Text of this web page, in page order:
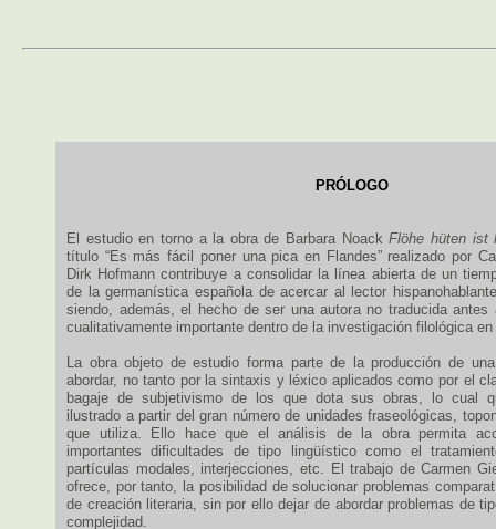
PRÓLOGO
El estudio en torno a la obra de Barbara NoackFlöhe hüten ist
título “Es más fácil poner una pica en Flandes” realizado por
Dirk Hofmann contribuye a consolidar la línea abierta de un
de la germanística española de acercar al lector
siendo, además, el hecho de ser una autora no traducida
cualitativamente importante dentro de la investigación filológica
La obra objeto de estudio forma parte de la producción de
abordar, no tanto por la sintaxis y léxico aplicados como por el
bagaje de subjetivismo de los que dota sus obras, lo cual
ilustrado a partir del gran número de unidades fraseológicas,
que utiliza. Ello hace que el análisis de la obra permita
importantes dificultades de tipo lingüístico como el
partículas modales, interjecciones, etc. El trabajo de Carmen
ofrece, por tanto, la posibilidad de solucionar problemas
de creación literaria, sin por ello dejar de abordar problemas de
complejidad.